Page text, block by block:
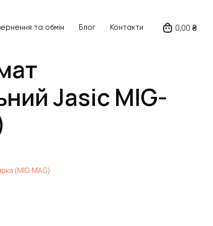
та обмін Блог Контакти 0,00 ₴
Jasic MIG-
(MIG-MAG)